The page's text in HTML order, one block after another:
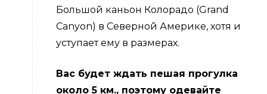
Большой каньон Колорадо (Grand
Canyon) в Северной Америке, хотя и
уступает ему в размерах.
Вас будет ждать пешая прогулка
около 5 км., поэтому одевайте